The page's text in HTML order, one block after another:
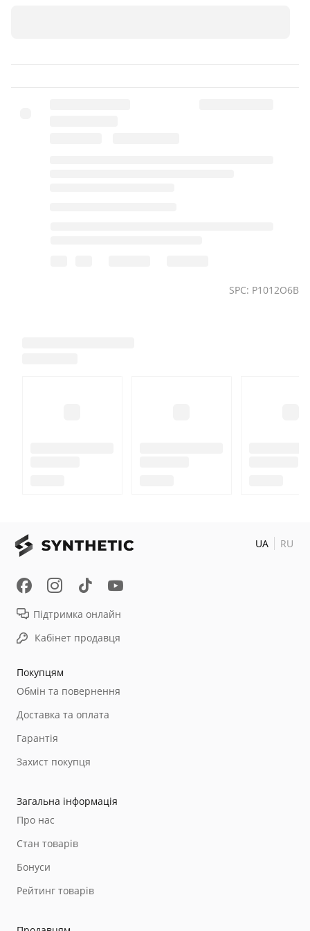
SPC: P1012O6B
Покупцям
Обмін та повернення
Доставка та оплата
Гарантія
Захист покупця
Загальна інформація
Про нас
Стан товарів
Бонуси
Рейтинг товарів
Підтримка онлайн
Кабінет продавця
UA RU